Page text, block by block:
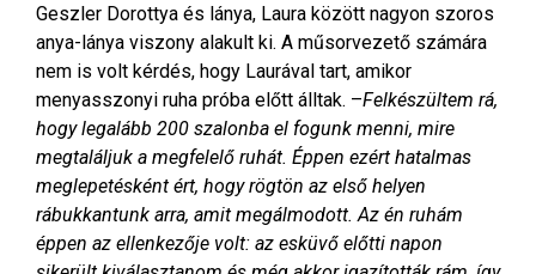
Geszler Dorottya és lánya, Laura között nagyon szoros
anya-lánya viszony alakult ki. A műsorvezető számára
nem is volt kérdés, hogy Laurával tart, amikor
menyasszonyi ruha próba előtt álltak. –Felkészültem rá,
hogy legalább 200 szalonba el fogunk menni, mire
megtaláljuk a megfelelő ruhát. Éppen ezért hatalmas
meglepetésként ért, hogy rögtön az első helyen
rábukkantunk arra, amit megálmodott. Az én ruhám
éppen az ellenkezője volt: az esküvő előtti napon